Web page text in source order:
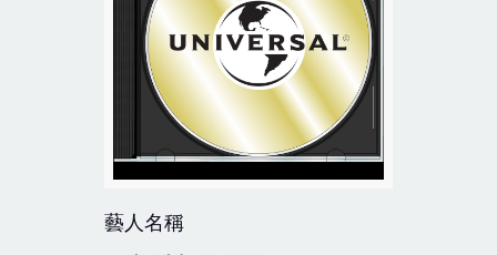
藝人名稱